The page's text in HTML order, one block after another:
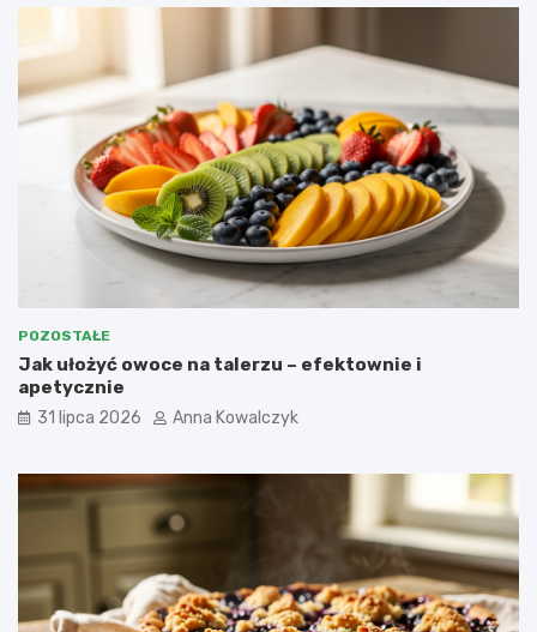
POZOSTAŁE
Jak ułożyć owoce na talerzu – efektownie i
apetycznie
31 lipca 2026 Anna Kowalczyk